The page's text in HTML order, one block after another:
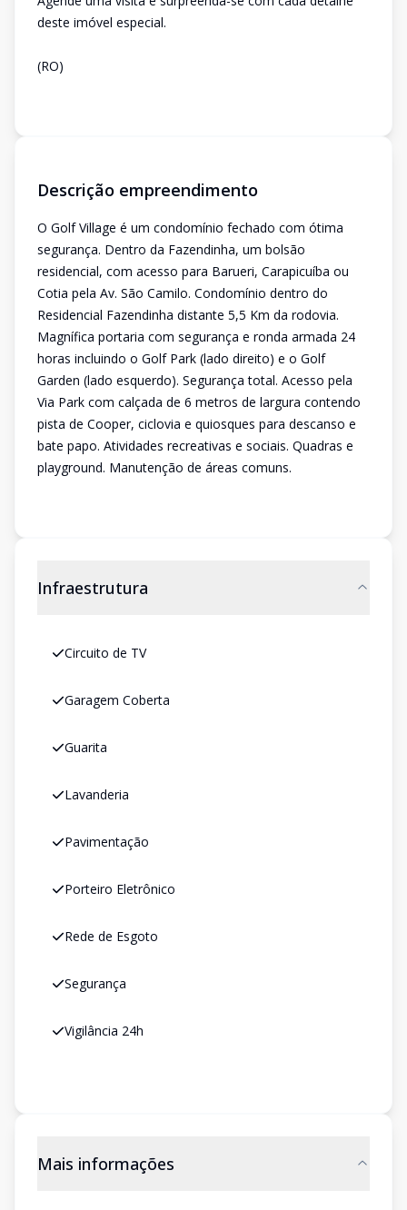
deste imóvel especial.
(RO)
Descrição empreendimento
O Golf Village é um condomínio fechado com ótima
segurança. Dentro da Fazendinha, um bolsão
residencial, com acesso para Barueri, Carapicuíba ou
Cotia pela Av. São Camilo. Condomínio dentro do
Residencial Fazendinha distante 5,5 Km da rodovia.
Magnífica portaria com segurança e ronda armada 24
horas incluindo o Golf Park (lado direito) e o Golf
Garden (lado esquerdo). Segurança total. Acesso pela
Via Park com calçada de 6 metros de largura contendo
pista de Cooper, ciclovia e quiosques para descanso e
bate papo. Atividades recreativas e sociais. Quadras e
playground. Manutenção de áreas comuns.
Infraestrutura
Circuito de TV
Garagem Coberta
Guarita
Lavanderia
Pavimentação
Porteiro Eletrônico
Rede de Esgoto
Segurança
Vigilância 24h
Mais informações